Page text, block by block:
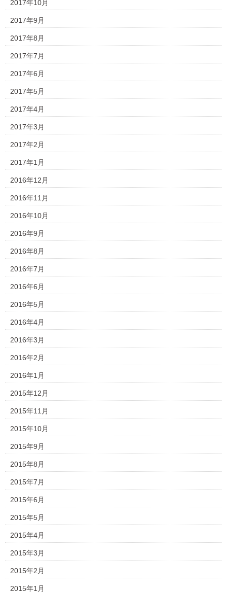
2017年10月
2017年9月
2017年8月
2017年7月
2017年6月
2017年5月
2017年4月
2017年3月
2017年2月
2017年1月
2016年12月
2016年11月
2016年10月
2016年9月
2016年8月
2016年7月
2016年6月
2016年5月
2016年4月
2016年3月
2016年2月
2016年1月
2015年12月
2015年11月
2015年10月
2015年9月
2015年8月
2015年7月
2015年6月
2015年5月
2015年4月
2015年3月
2015年2月
2015年1月